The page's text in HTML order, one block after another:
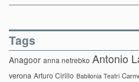
Tags
Anagoor anna netrebko Antonio
verona Arturo Cirillo Babilonia Teatri